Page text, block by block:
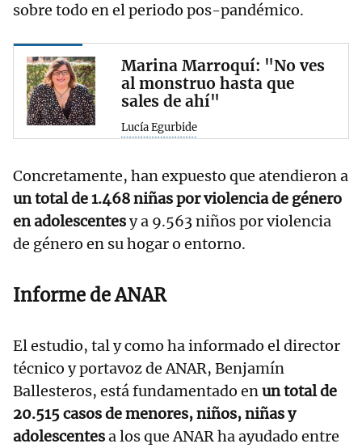
sobre todo en el periodo pos-pandémico.
Marina Marroquí: "No ves
al monstruo hasta que
sales de ahí"
Lucía Egurbide
Concretamente, han expuesto que atendieron a
un total de 1.468 niñas por violencia de género
en adolescentesy a 9.563 niños por violencia
de género en su hogar o entorno.
Informe de ANAR
El estudio, tal y como ha informado el director
técnico y portavoz de ANAR, Benjamín
Ballesteros, está fundamentado enun total de
20.515 casos de menores, niños, niñas y
adolescentesa los que ANAR ha ayudado entre